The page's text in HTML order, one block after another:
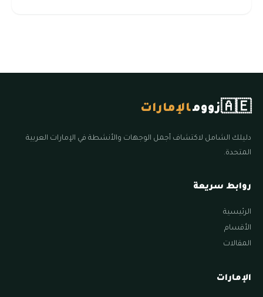
🇦🇪زوومالإمارات
دليلك الشامل لاكتشاف أجمل الوجهات والأنشطة في الإمارات العربية
المتحدة.
روابط سريعة
الرئيسية
الأقسام
المقالات
الإمارات